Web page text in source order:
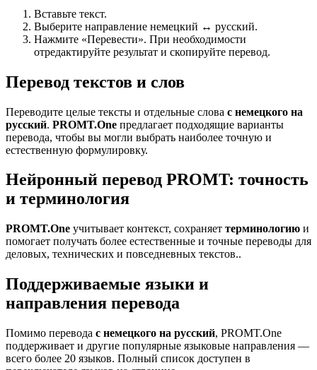
Вставьте текст.
Выберите направление немецкий ↔ русский.
Нажмите «Перевести». При необходимости
отредактируйте результат и скопируйте перевод.
Перевод текстов и слов
Переводите целые тексты и отдельные слова с немецкого на
русский. PROMT.One предлагает подходящие варианты
перевода, чтобы вы могли выбрать наиболее точную и
естественную формулировку.
Нейронный перевод PROMT: точность
и терминология
PROMT.One учитывает контекст, сохраняет терминологию и
помогает получать более естественные и точные переводы для
деловых, технических и повседневных текстов..
Поддерживаемые языки и
направления перевода
Помимо перевода с немецкого на русский, PROMT.One
поддерживает и другие популярные языковые направления —
всего более 20 языков. Полный список доступен в